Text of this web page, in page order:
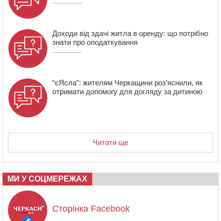
Доходи від здачі житла в оренду: що потрібно
знати про оподаткування
“єЯсла”: жителям Черкащини роз’яснили, як
отримати допомогу для догляду за дитиною
Читати ще
МИ У СОЦМЕРЕЖАХ
Сторінка Facebook